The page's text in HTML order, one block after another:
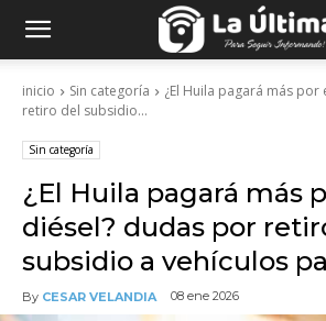
inicio Sin categoría
¿El Huila pagará más
retiro del subsidio...
Sin categoría
¿El Huila pagará más
diésel? dudas por
subsidio a vehículos
By CESAR VELANDIA 08 ene 2026